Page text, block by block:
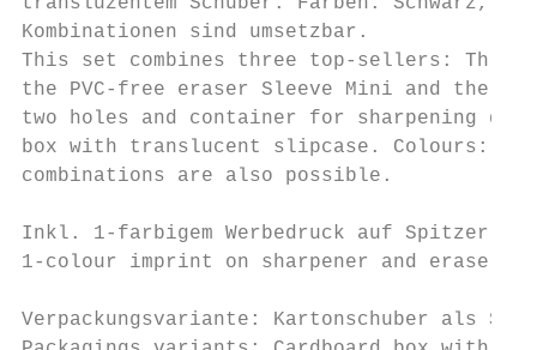
Kombinationen sind umsetzbar.
This set combines three top-sellers: Three
the PVC-free eraser Sleeve Mini and the
two holes and container for sharpening
box with translucent slipcase.
combinations are also possible.
Inkl. 1-farbigem Werbedruck auf
1-colour imprint on sharpener and eraser
Verpackungsvariante: Kartonschuber als